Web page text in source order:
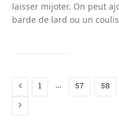
laisser mijoter. On peut
barde de lard ou un
Previous
1 … 57 58
Next